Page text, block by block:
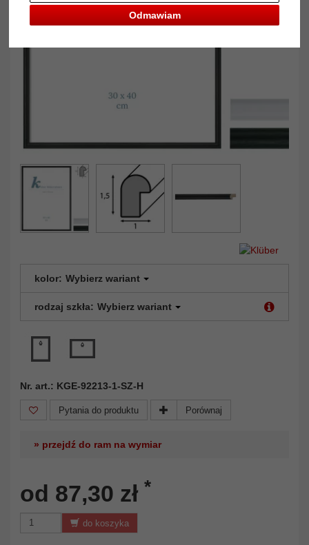
Odmawiam
Powrót
kolor: Wybierz wariant
rodzaj szkła: Wybierz wariant
Nr. art.: KGE-92213-1-SZ-H
Pytania do produktu Porównaj
» przejdź do ram na wymiar
od 87,30 zł *
do koszyka